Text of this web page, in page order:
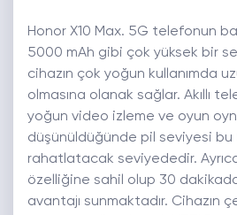
Honor X10 Max. 5G telefonun
5000 mAh gibi çok yüksek bir
cihazın çok yoğun kullanımda
olmasına olanak sağlar. Akıllı
yoğun video izleme ve oyun
düşünüldüğünde pil seviyesi bu
rahatlatacak seviyededir. Ayrıca
özelliğine sahil olup 30
avantajı sunmaktadır. Cihazın